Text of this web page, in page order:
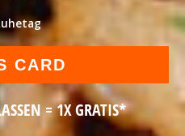
CARD
= 1X GRATIS*